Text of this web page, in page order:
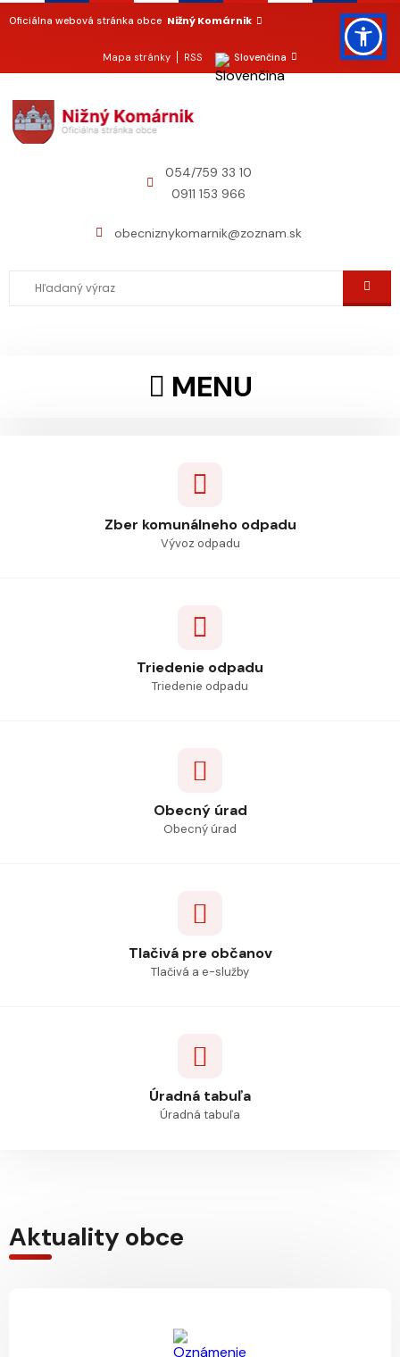
Oficiálna webová stránka obce Nižný Komárnik
Mapa stránky RSS Slovenčina
054/759 33 10
0911 153 966
obecniznykomarnik@zoznam.sk
MENU
Zber komunálneho odpadu
Vývoz odpadu
Triedenie odpadu
Triedenie odpadu
Obecný úrad
Obecný úrad
Tlačivá pre občanov
Tlačivá a e-služby
Úradná tabuľa
Úradná tabuľa
Aktuality obce